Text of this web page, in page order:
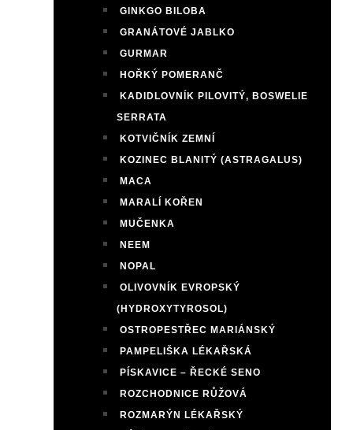
GINKGO BILOBA
GRANÁTOVÉ JABLKO
GURMAR
HOŘKÝ POMERANČ
KADIDLOVNÍK PILOVITÝ, BOSWELIE
SERRATA
KOTVIČNÍK ZEMNÍ
KOZINEC BLANITÝ (ASTRAGALUS)
MACA
MARALÍ KOŘEN
MUČENKA
NEEM
NOPAL
OLIVOVNÍK EVROPSKÝ
(HYDROXYTYROSOL)
OSTROPESTŘEC MARIÁNSKÝ
PAMPELIŠKA LÉKAŘSKÁ
PÍSKAVICE – ŘECKÉ SENO
ROZCHODNICE RŮŽOVÁ
ROZMARÝN LÉKAŘSKÝ